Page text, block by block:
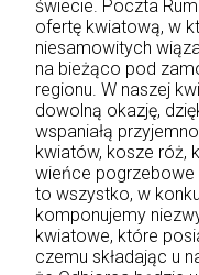
świecie. Poczta
ofertę kwiatową, w
niesamowitych
na bieżąco pod
regionu. W naszej
dowolną okazję,
wspaniałą
kwiatów, kosze róż,
wieńce pogrzebowe
to wszystko, w
komponujemy
kwiatowe, które
czemu składając u